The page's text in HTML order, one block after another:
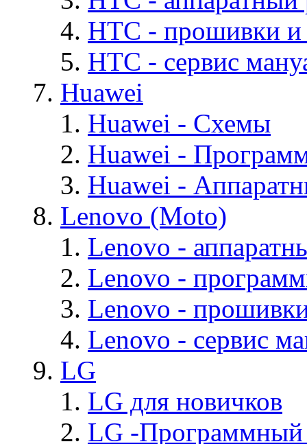
HTC - прошивки
HTC - cервис
Huawei
Huawei - Cхемы
Huawei -
Huawei -
Lenovo (Moto)
Lenovo -
Lenovo -
Lenovo -
Lenovo - cервис
LG
LG для новичков
LG -Программный